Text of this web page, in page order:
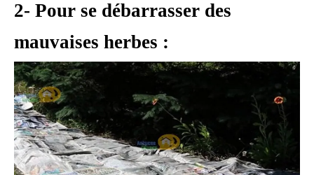
2- Pour se débarrasser des
mauvaises herbes :